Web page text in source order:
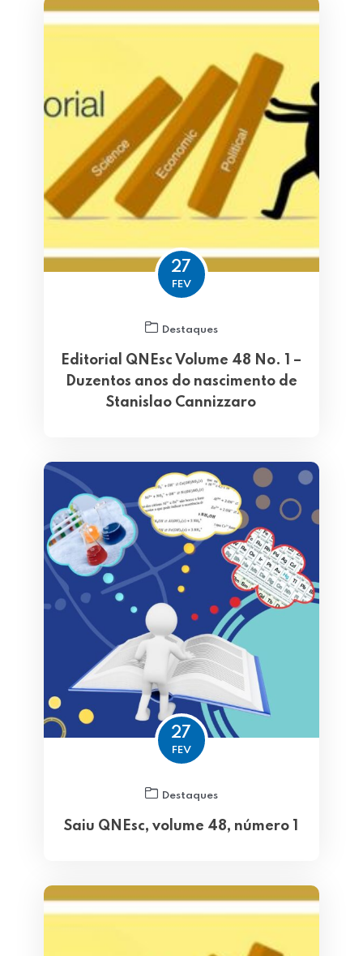
27
FEV
Destaques
Editorial QNEsc Volume 48 No. 1 –
Duzentos anos do nascimento de
Stanislao Cannizzaro
27
FEV
Destaques
Saiu QNEsc, volume 48, número 1